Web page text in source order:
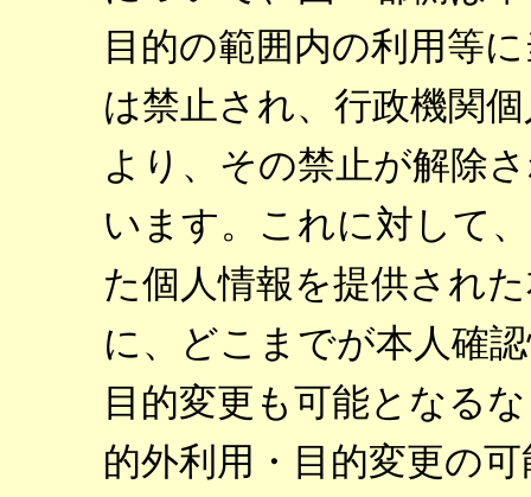
目的の範囲内の利用等
は禁止され、行政機関
より、その禁止が解除
います。これに対して
た個人情報を提供され
に、どこまでが本人確
目的変更も可能となる
的外利用・目的変更の